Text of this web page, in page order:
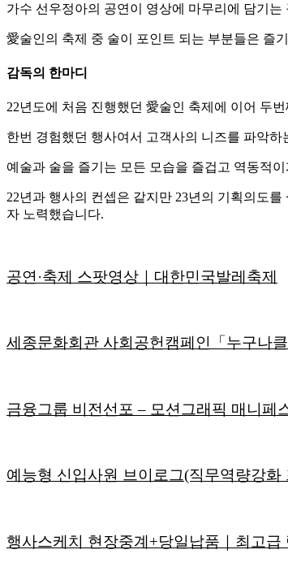
가수 선우정아의 공연이 영상에 마무리에 담기
愛술인의 축제 중 술이 포인트 되는 부분들은 즐
감독의 한마디
22년도에 처음 진행했던 愛술인 축제에 이어 두
한번 경험했던 행사여서 고객사의 니즈를 파악
예술과 술을 즐기는 모든 모습을 즐겁고 역동적
22년과 행사의 컨셉은 같지만 23년의 기획의도
자 노력했습니다.
공연·축제 스팟영상｜대한민국발레축제
세종문화회관 사회공헌캠페인「누구나
금융그룹 비전선포 – 모션그래픽 매니페
예능형 신입사원 브이로그(직무역량강
행사스케치 현장중계+당일납품｜최고급